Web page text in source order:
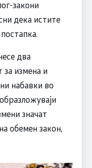
закони
дека истите
два
за измена и
набавки во
значат
обемен закон,